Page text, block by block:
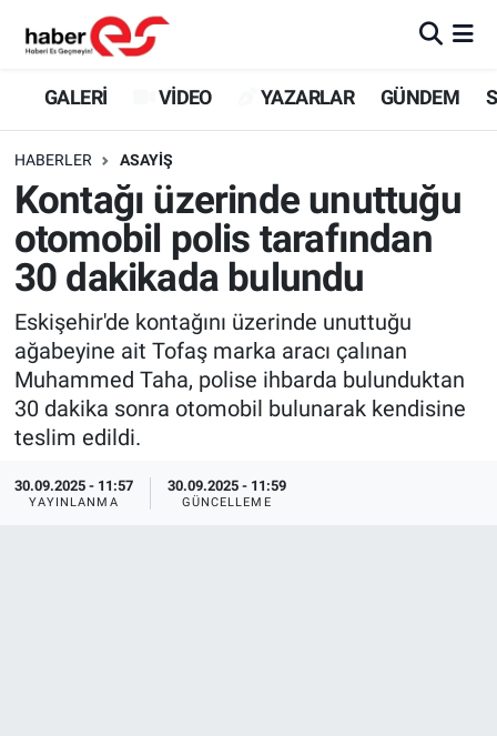
GALERİ VİDEO YAZARLAR GÜNDEM
HABERLER ASAYİŞ
Kontağı üzerinde unuttuğu
otomobil polis tarafından
30 dakikada bulundu
Eskişehir'de kontağını üzerinde unuttuğu
ağabeyine ait Tofaş marka aracı çalınan
Muhammed Taha, polise ihbarda bulunduktan
30 dakika sonra otomobil bulunarak kendisine
teslim edildi.
30.09.2025 - 11:57
YAYINLANMA
30.09.2025 - 11:59
GÜNCELLEME
GALERİ
YAZARLAR
GÜNDEM
SİYASET
TEKNOLOJİ
EKONOMİ
SPOR
Eskişehir Nöbetçi Eczaneler
Eskişehir Trafik Yoğunluk Haritası
Süper Lig Puan Durumu ve Fikstür
Tüm Manşetler
Son Dakika Haberleri
Haber Arşivi